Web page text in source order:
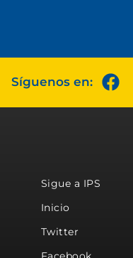
Síguenos en:
Sigue a IPS
Inicio
Twitter